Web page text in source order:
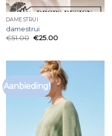
DAMESTRUI
damestrui
€51.00 €25.00
Aanbieding!